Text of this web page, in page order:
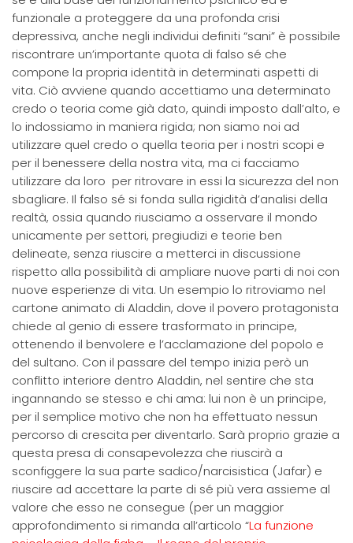
funzionale a proteggere da una profonda crisi
depressiva, anche negli individui definiti “sani” è possibile
riscontrare un’importante quota di falso sé che
compone la propria identità in determinati aspetti di
vita. Ciò avviene quando accettiamo una determinato
credo o teoria come già dato, quindi imposto dall’alto, e
lo indossiamo in maniera rigida; non siamo noi ad
utilizzare quel credo o quella teoria per i nostri scopi e
per il benessere della nostra vita, ma ci facciamo
utilizzare da loro per ritrovare in essi la sicurezza del non
sbagliare. Il falso sé si fonda sulla rigidità d’analisi della
realtà, ossia quando riusciamo a osservare il mondo
unicamente per settori, pregiudizi e teorie ben
delineate, senza riuscire a metterci in discussione
rispetto alla possibilità di ampliare nuove parti di noi con
nuove esperienze di vita. Un esempio lo ritroviamo nel
cartone animato di Aladdin, dove il povero protagonista
chiede al genio di essere trasformato in principe,
ottenendo il benvolere e l’acclamazione del popolo e
del sultano. Con il passare del tempo inizia però un
conflitto interiore dentro Aladdin, nel sentire che sta
ingannando se stesso e chi ama: lui non è un principe,
per il semplice motivo che non ha effettuato nessun
percorso di crescita per diventarlo. Sarà proprio grazie a
questa presa di consapevolezza che riuscirà a
sconfiggere la sua parte sadico/narcisistica (Jafar) e
riuscire ad accettare la parte di sé più vera assieme al
valore che esso ne consegue (per un maggior
approfondimento si rimanda all’articolo “La funzione